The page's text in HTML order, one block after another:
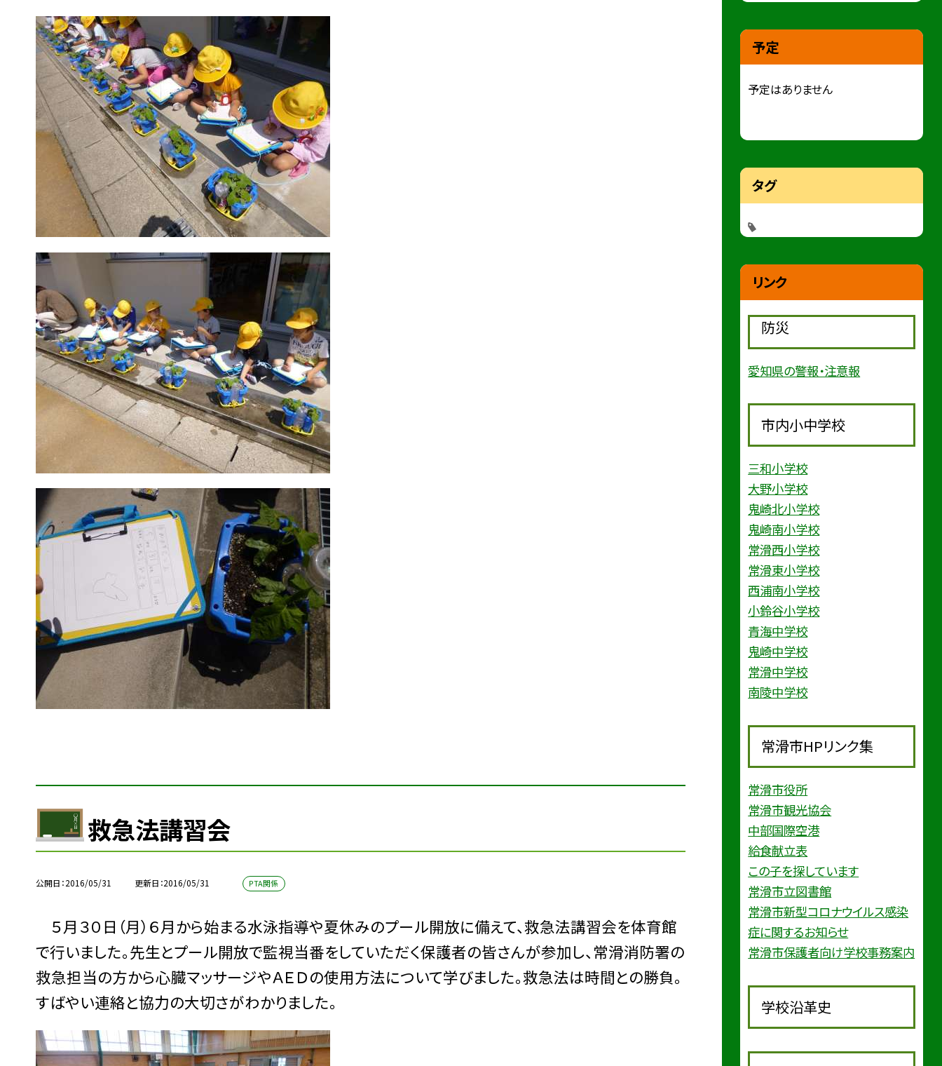
救急法講習会
公開日 2016/05/31 更新日 2016/05/31 PTA関係
５月３０日（月）６月から始まる水泳指導や夏休みのプール開放に備えて、救急法講習会を体育館
で行いました。先生とプール開放で監視当番をしていただく保護者の皆さんが参加し、常滑消防署の
救急担当の方から心臓マッサージやＡＥＤの使用方法について学びました。救急法は時間との勝負。
すばやい連絡と協力の大切さがわかりました。
予定
予定はありません
タグ
リンク
防災
愛知県の警報・注意報
市内小中学校
三和小学校
大野小学校
鬼崎北小学校
鬼崎南小学校
常滑西小学校
常滑東小学校
西浦南小学校
小鈴谷小学校
青海中学校
鬼崎中学校
常滑中学校
南陵中学校
常滑市HPリンク集
常滑市役所
常滑市観光協会
中部国際空港
給食献立表
この子を探しています
常滑市立図書館
常滑市新型コロナウイルス感染
症に関するお知らせ
常滑市保護者向け学校事務案内
学校沿革史